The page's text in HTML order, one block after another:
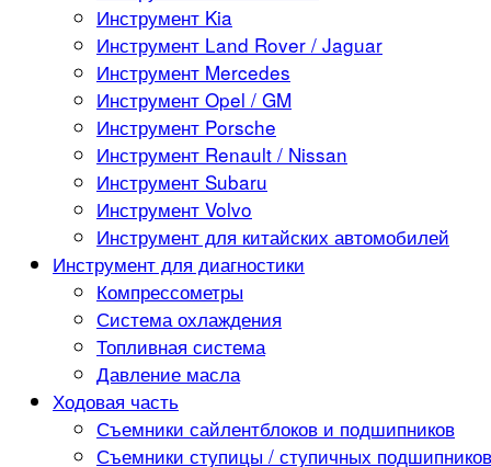
Инструмент Kia
Инструмент Land Rover / Jaguar
Инструмент Mercedes
Инструмент Opel / GM
Инструмент Porsche
Инструмент Renault / Nissan
Инструмент Subaru
Инструмент Volvo
Инструмент для китайских автомобилей
Инструмент для диагностики
Компрессометры
Система охлаждения
Топливная система
Давление масла
Ходовая часть
Съемники сайлентблоков и подшипников
Съемники ступицы / ступичных подшипников